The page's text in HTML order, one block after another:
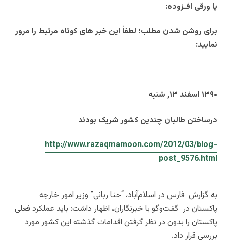
پا ورقی افـزوده:
برای روشن شدن مطلب؛ لطفاً این خبر های کوتاه مرتبط را مرور
نمایید:
۱۳۹۰ اسفند ۱۳, شنبه
درساختن طالبان چندین کشور شریک بودند
http://www.razaqmamoon.com/2012/03/blog-
post_9576.html
به گزارش فارس در اسلام‌آباد، “حنا ربانی” وزیر امور خارجه
پاکستان در گفت‌وگو با خبرنگاران، اظهار داشت: باید عملکرد فعلی
پاکستان را بدون در نظر گرفتن اقدامات گذشته این کشور مورد
بررسی قرار داد.